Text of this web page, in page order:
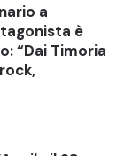
a
è
“Dai Timoria